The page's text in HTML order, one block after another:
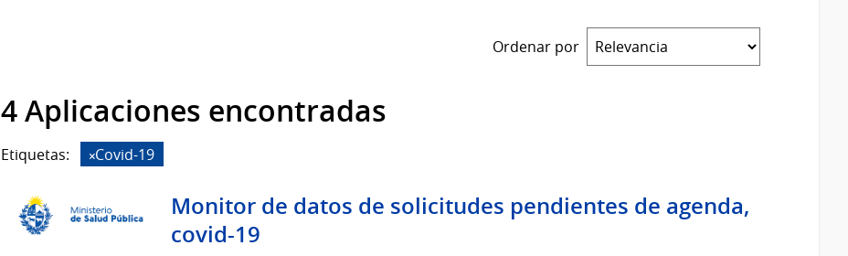
Ordenar por
4 Aplicaciones encontradas
Etiquetas: Covid-19
Monitor de datos de solicitudes pendientes de agenda,
covid-19